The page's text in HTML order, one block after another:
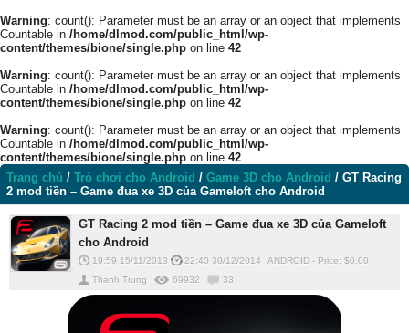
Warning: count(): Parameter must be an array or an object that implements
Countable in /home/dlmod.com/public_html/wp-
content/themes/bione/single.php on line 42
Warning: count(): Parameter must be an array or an object that implements
Countable in /home/dlmod.com/public_html/wp-
content/themes/bione/single.php on line 42
Warning: count(): Parameter must be an array or an object that implements
Countable in /home/dlmod.com/public_html/wp-
content/themes/bione/single.php on line 42
Trang chủ / Trò chơi cho Android / Game 3D cho Android / GT Racing
2 mod tiền – Game đua xe 3D của Gameloft cho Android
GT Racing 2 mod tiền – Game đua xe 3D của Gameloft
cho Android
19:59 15/11/2013 22:40 30/12/2014 ANDROID - Price: $0.00
Thanh Trung
69932 33